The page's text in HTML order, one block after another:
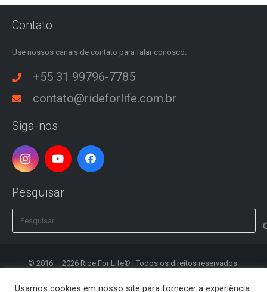
Contato
Use nossos canais de contato para falar conosco.
+55 31 99796-7785
contato@rideforlife.com.br
Siga-nos
Pesquisar
© 2016 – 2026 Ride For Life® | Todos os direitos reservados.
Usamos cookies em nosso site para fornecer a experiência